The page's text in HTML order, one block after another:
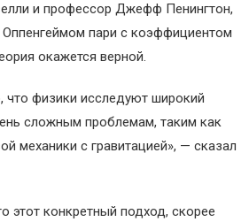
и профессор Джефф Пенингтон,
пари с коэффициентом
окажется верной.
что физики исследуют широкий
сложным проблемам, таким как
механики с гравитацией», — сказал
этот конкретный подход, скорее